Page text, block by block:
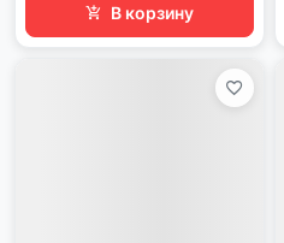
В корзину